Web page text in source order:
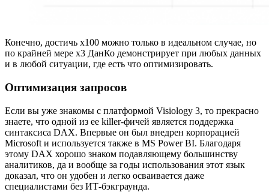
Конечно, достичь x100 можно только в идеальном случае, но
по крайней мере х3 ДанКо демонстрирует при любых данных
и в любой ситуации, где есть что оптимизировать.
Оптимизация запросов
Если вы уже знакомы с платформой Visiology 3, то прекрасно
знаете, что одной из ее killer-фичей является поддержка
синтаксиса DAX. Впервые он был внедрен корпорацией
Microsoft и используется также в MS Power BI. Благодаря
этому DAX хорошо знаком подавляющему большинству
аналитиков, да и вообще за годы использования этот язык
доказал, что он удобен и легко осваивается даже
специалистами без ИТ-бэкграунда.